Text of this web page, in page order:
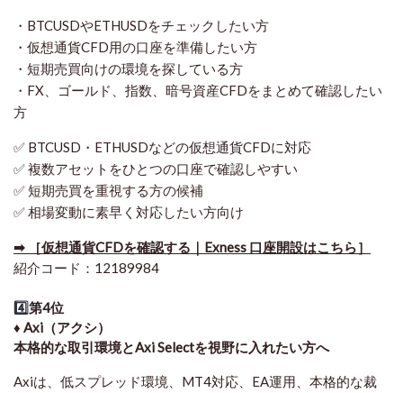
・BTCUSDやETHUSDをチェックしたい方
・仮想通貨CFD用の口座を準備したい方
・短期売買向けの環境を探している方
・FX、ゴールド、指数、暗号資産CFDをまとめて確認したい
方
✅ BTCUSD・ETHUSDなどの仮想通貨CFDに対応
✅ 複数アセットをひとつの口座で確認しやすい
✅ 短期売買を重視する方の候補
✅ 相場変動に素早く対応したい方向け
➡ ［仮想通貨CFDを確認する｜Exness 口座開設はこちら］
紹介コード：12189984
4️⃣第4位
♦️ Axi（アクシ）
本格的な取引環境とAxi Selectを視野に入れたい方へ
Axiは、低スプレッド環境、MT4対応、EA運用、本格的な裁